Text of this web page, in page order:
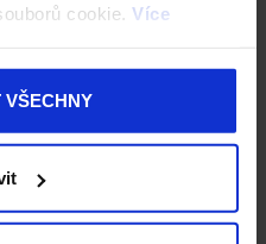
cookie. Více
VŠECHNY